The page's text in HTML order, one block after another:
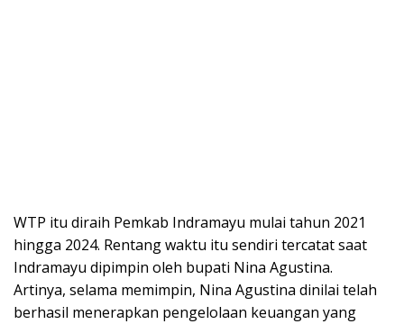
WTP itu diraih Pemkab Indramayu mulai tahun 2021
hingga 2024. Rentang waktu itu sendiri tercatat saat
Indramayu dipimpin oleh bupati Nina Agustina.
Artinya, selama memimpin, Nina Agustina dinilai telah
berhasil menerapkan pengelolaan keuangan yang